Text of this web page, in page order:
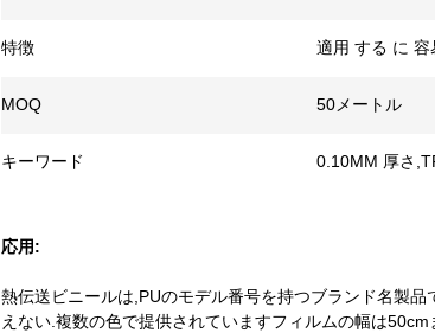
特徴 適用 する に
MOQ 50メートル
キーワード 0.10MM 厚さ
応用:
熱伝送ビニールは,PUのモデル番号を持つブランド名製
えない.複数の色で提供されていますフィルムの幅は